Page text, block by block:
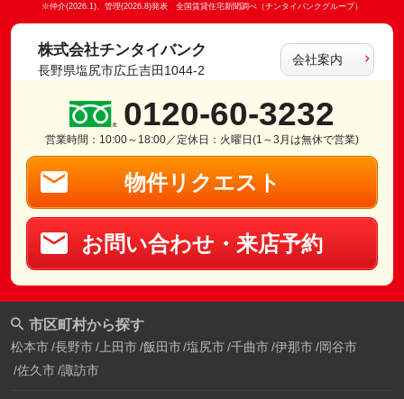
※仲介(2026.1)、管理(2026.8)発表 全国賃貸住宅新聞調べ（チンタイバンクグループ）
株式会社チンタイバンク
長野県塩尻市広丘吉田1044-2
会社案内
0120-60-3232
営業時間：10:00～18:00／定休日：火曜日(1～3月は無休で営業)
物件リクエスト
お問い合わせ・来店予約
市区町村から探す
松本市 長野市 上田市 飯田市 塩尻市 千曲市 伊那市 岡谷市
佐久市 諏訪市